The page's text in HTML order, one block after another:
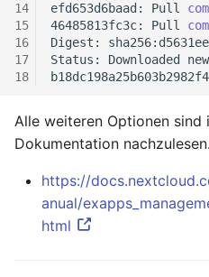
efd653d6baad:
Pull
46485813fc3c:
Pull
Digest:
Status:
Downloaded
Alle weiteren Optionen
Dokumentation nachzulesen.
https://
anual/
html